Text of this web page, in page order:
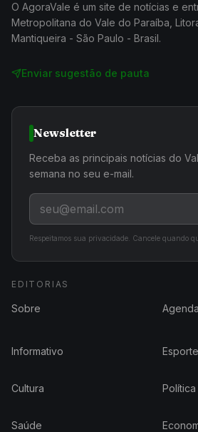
O AgoraVale é um site de notícias e
Metropolitana do Vale do Paraíba,
Mantiqueira - São Paulo - Brasil.
Enviar sugestão de pauta
Newsletter
Receba as principais notícias do
semana no seu e-mail.
Respeitamos sua privacidade. Cancele quando
EDITORIAS
Sobre Agenda
Informativo Esporte
Cultura Política
Saúde